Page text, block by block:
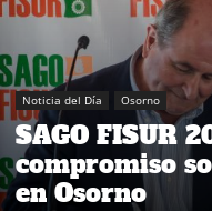
Noticia del Día Osorno
SAGO FISUR
compromiso
en Osorno